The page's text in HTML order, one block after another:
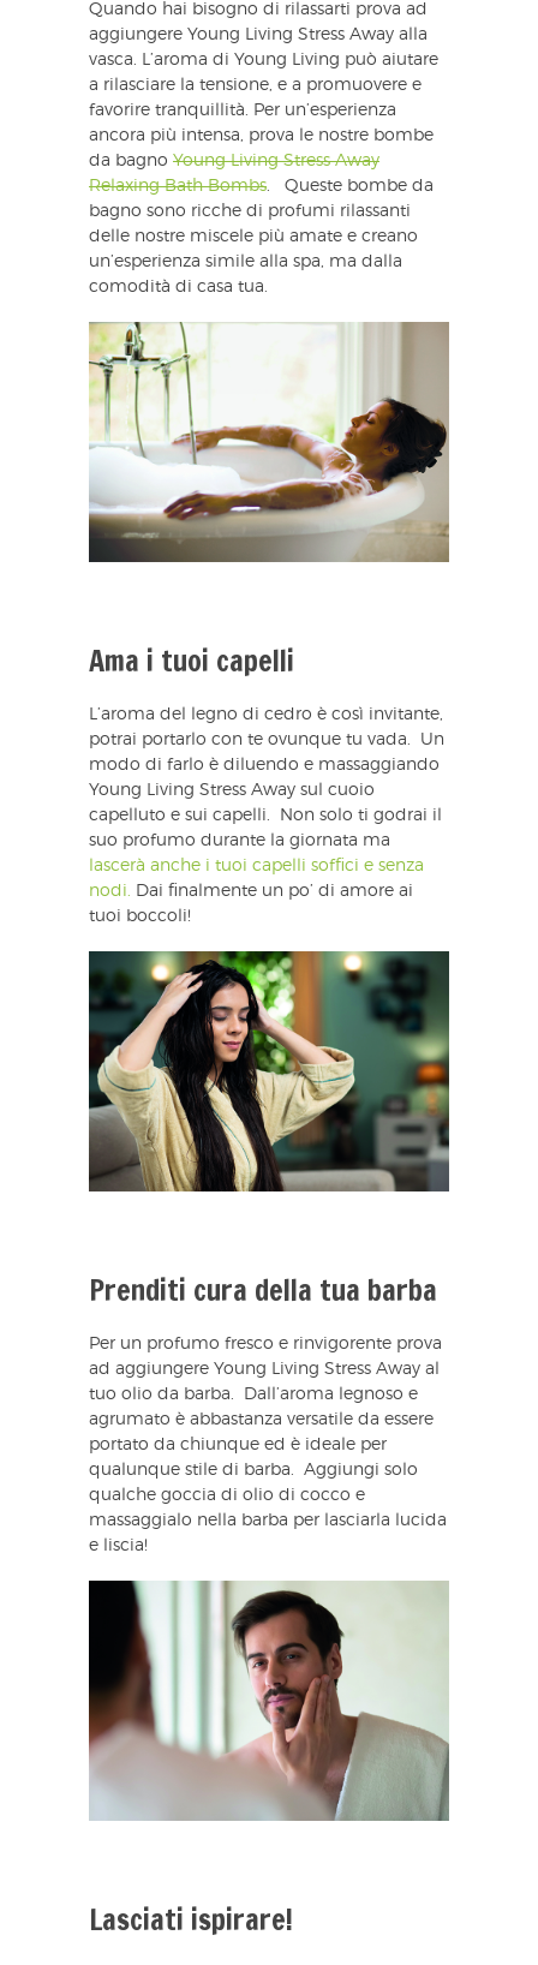
Quando hai bisogno di rilassarti prova ad
aggiungere Young Living Stress Away alla
vasca. L’aroma di Young Living può aiutare
a rilasciare la tensione, e a promuovere e
favorire tranquillità. Per un’esperienza
ancora più intensa, prova le nostre bombe
da bagno Young Living Stress Away
Relaxing Bath Bombs. Queste bombe da
bagno sono ricche di profumi rilassanti
delle nostre miscele più amate e creano
un’esperienza simile alla spa, ma dalla
comodità di casa tua.
Ama i tuoi capelli
L’aroma del legno di cedro è così invitante,
potrai portarlo con te ovunque tu vada. Un
modo di farlo è diluendo e massaggiando
Young Living Stress Away sul cuoio
capelluto e sui capelli. Non solo ti godrai il
suo profumo durante la giornata ma
lascerà anche i tuoi capelli soffici e senza
nodi. Dai finalmente un po’ di amore ai
tuoi boccoli!
Prenditi cura della tua barba
Per un profumo fresco e rinvigorente prova
ad aggiungere Young Living Stress Away al
tuo olio da barba. Dall’aroma legnoso e
agrumato è abbastanza versatile da essere
portato da chiunque ed è ideale per
qualunque stile di barba. Aggiungi solo
qualche goccia di olio di cocco e
massaggialo nella barba per lasciarla lucida
e liscia!
Lasciati ispirare!